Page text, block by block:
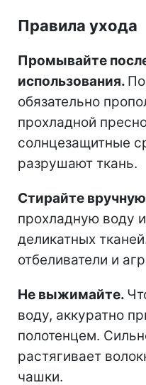
Правила ухода
Промывайте
использования.
обязательно
прохладной
солнцезащитные
разрушают ткань.
Стирайте
прохладную воду
деликатных
отбеливатели и
Не выжимайте.
воду, аккуратно
полотенцем.
растягивает
чашки.